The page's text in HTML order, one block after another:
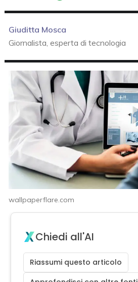
Giuditta Mosca
Giornalista, esperta di tecnologia
wallpaperflare.com
Chiedi all'AI
Riassumi questo articolo